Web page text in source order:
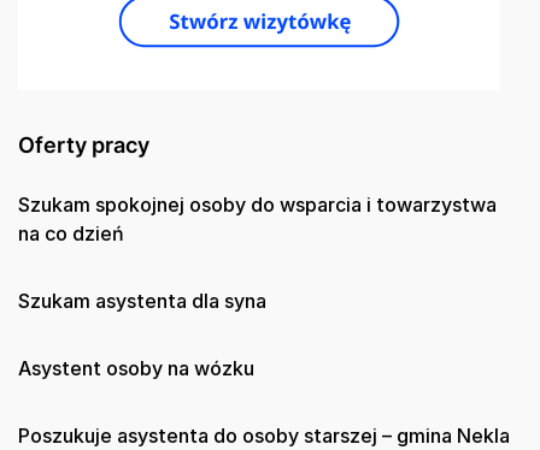
Oferty pracy
Szukam spokojnej osoby do wsparcia i towarzystwa
na co dzień
Szukam asystenta dla syna
Asystent osoby na wózku
Poszukuje asystenta do osoby starszej – gmina Nekla